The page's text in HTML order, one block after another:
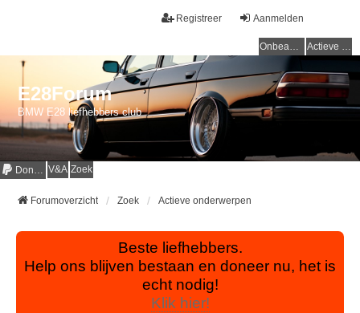
Aanmelden
Registreer
Onbeantwoorde onderwerpen Actieve onderwerpen
E28Forum
BMW E28 liefhebbers club
Donaties V&A Zoek
Forumoverzicht Zoek Actieve onderwerpen
Beste liefhebbers.
Help ons blijven bestaan en doneer nu, het is
echt nodig!
Klik hier!